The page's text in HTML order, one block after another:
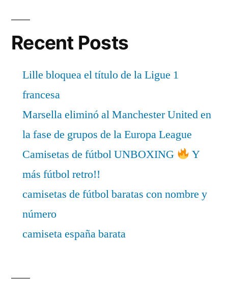
Recent Posts
Lille bloquea el título de la Ligue 1
francesa
Marsella eliminó al Manchester United en
la fase de grupos de la Europa League
Camisetas de fútbol UNBOXING
Y
más fútbol retro!!
camisetas de fútbol baratas con nombre y
número
camiseta españa barata